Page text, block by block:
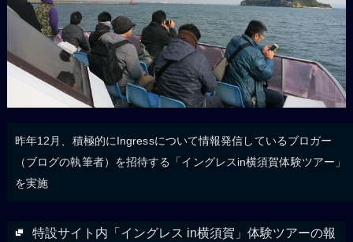
昨年12月、積極的にIngressについて情報発信しているブロガー
（ブログの執筆者）を招待する「イングレスin横須賀体験ツアー」
を実施
特設サイト内「イングレス in横須賀」体験ツアーの報